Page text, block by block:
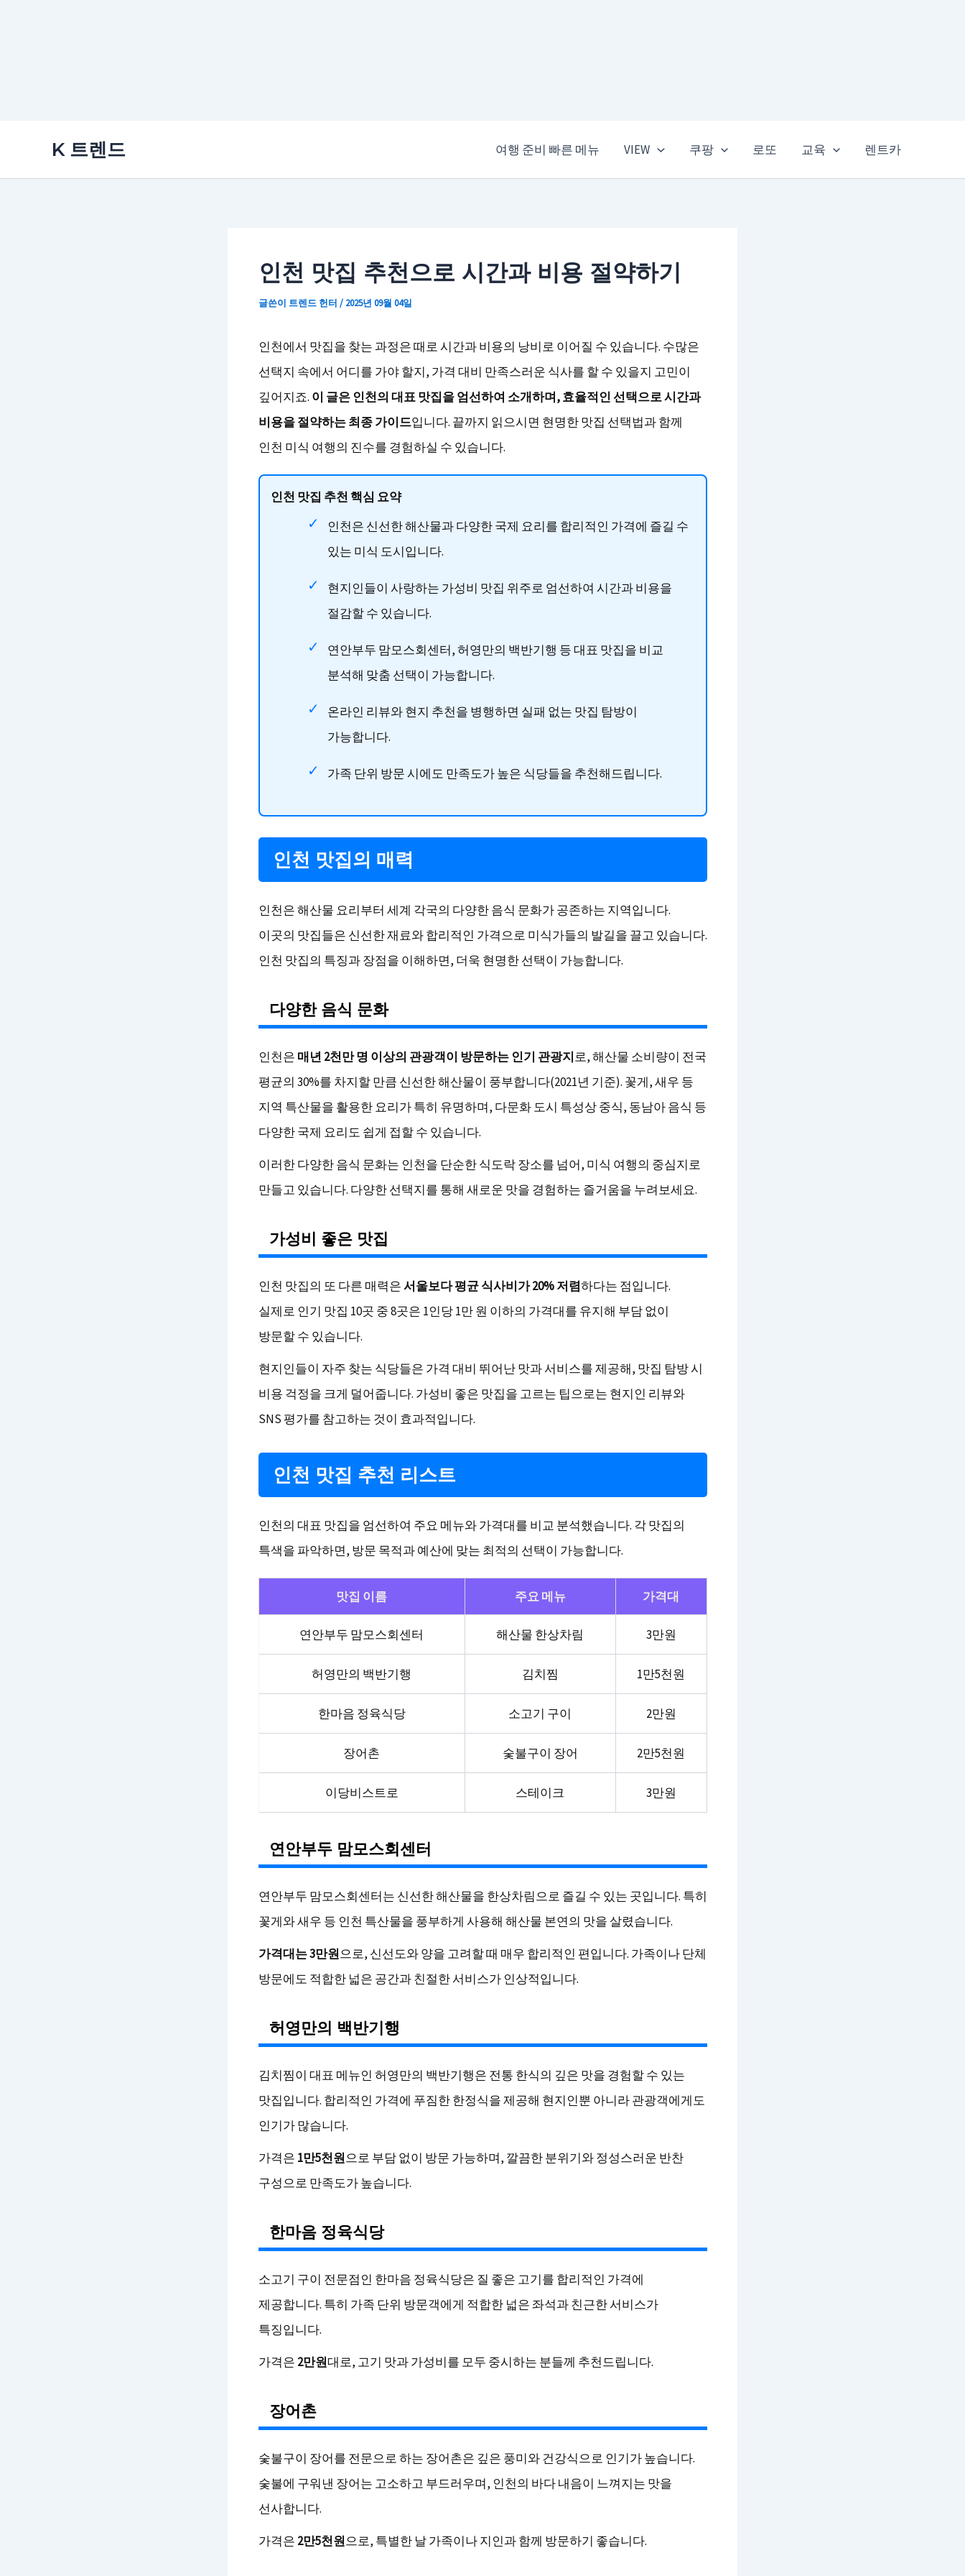
K 트렌드 여행 준비 빠른 메뉴 VIEW 쿠팡 로또 교육 렌트카
인천 맛집 추천으로 시간과 비용 절약하기
글쓴이 트렌드 헌터 / 2025년 09월 04일
인천에서 맛집을 찾는 과정은 때로 시간과 비용의 낭비로 이어질 수 있습니다. 수많은
선택지 속에서 어디를 가야 할지, 가격 대비 만족스러운 식사를 할 수 있을지 고민이
깊어지죠. 이 글은 인천의 대표 맛집을 엄선하여 소개하며, 효율적인 선택으로 시간과
비용을 절약하는 최종 가이드입니다. 끝까지 읽으시면 현명한 맛집 선택법과 함께
인천 미식 여행의 진수를 경험하실 수 있습니다.
인천 맛집 추천 핵심 요약
인천은 신선한 해산물과 다양한 국제 요리를 합리적인 가격에 즐길 수
있는 미식 도시입니다.
현지인들이 사랑하는 가성비 맛집 위주로 엄선하여 시간과 비용을
절감할 수 있습니다.
연안부두 맘모스회센터, 허영만의 백반기행 등 대표 맛집을 비교
분석해 맞춤 선택이 가능합니다.
온라인 리뷰와 현지 추천을 병행하면 실패 없는 맛집 탐방이
가능합니다.
가족 단위 방문 시에도 만족도가 높은 식당들을 추천해드립니다.
인천 맛집의 매력
인천은 해산물 요리부터 세계 각국의 다양한 음식 문화가 공존하는 지역입니다.
이곳의 맛집들은 신선한 재료와 합리적인 가격으로 미식가들의 발길을 끌고 있습니다.
인천 맛집의 특징과 장점을 이해하면, 더욱 현명한 선택이 가능합니다.
다양한 음식 문화
인천은 매년 2천만 명 이상의 관광객이 방문하는 인기 관광지로, 해산물 소비량이 전국
평균의 30%를 차지할 만큼 신선한 해산물이 풍부합니다(2021년 기준). 꽃게, 새우 등
지역 특산물을 활용한 요리가 특히 유명하며, 다문화 도시 특성상 중식, 동남아 음식 등
다양한 국제 요리도 쉽게 접할 수 있습니다.
이러한 다양한 음식 문화는 인천을 단순한 식도락 장소를 넘어, 미식 여행의 중심지로
만들고 있습니다. 다양한 선택지를 통해 새로운 맛을 경험하는 즐거움을 누려보세요.
가성비 좋은 맛집
인천 맛집의 또 다른 매력은서울보다 평균 식사비가 20% 저렴하다는 점입니다.
실제로 인기 맛집 10곳 중 8곳은 1인당 1만 원 이하의 가격대를 유지해 부담 없이
방문할 수 있습니다.
현지인들이 자주 찾는 식당들은 가격 대비 뛰어난 맛과 서비스를 제공해, 맛집 탐방 시
비용 걱정을 크게 덜어줍니다. 가성비 좋은 맛집을 고르는 팁으로는 현지인 리뷰와
SNS 평가를 참고하는 것이 효과적입니다.
인천 맛집 추천 리스트
인천의 대표 맛집을 엄선하여 주요 메뉴와 가격대를 비교 분석했습니다. 각 맛집의
특색을 파악하면, 방문 목적과 예산에 맞는 최적의 선택이 가능합니다.
맛집 이름 주요 메뉴 가격대
연안부두 맘모스회센터 해산물 한상차림 3만원
허영만의 백반기행 김치찜 1만5천원
한마음 정육식당 소고기 구이 2만원
장어촌 숯불구이 장어 2만5천원
이당비스트로 스테이크 3만원
연안부두 맘모스회센터
연안부두 맘모스회센터는 신선한 해산물을 한상차림으로 즐길 수 있는 곳입니다. 특히
꽃게와 새우 등 인천 특산물을 풍부하게 사용해 해산물 본연의 맛을 살렸습니다.
가격대는 3만원으로, 신선도와 양을 고려할 때 매우 합리적인 편입니다. 가족이나 단체
방문에도 적합한 넓은 공간과 친절한 서비스가 인상적입니다.
허영만의 백반기행
김치찜이 대표 메뉴인 허영만의 백반기행은 전통 한식의 깊은 맛을 경험할 수 있는
맛집입니다. 합리적인 가격에 푸짐한 한정식을 제공해 현지인뿐 아니라 관광객에게도
인기가 많습니다.
가격은 1만5천원으로 부담 없이 방문 가능하며, 깔끔한 분위기와 정성스러운 반찬
구성으로 만족도가 높습니다.
한마음 정육식당
소고기 구이 전문점인 한마음 정육식당은 질 좋은 고기를 합리적인 가격에
제공합니다. 특히 가족 단위 방문객에게 적합한 넓은 좌석과 친근한 서비스가
특징입니다.
가격은 2만원대로, 고기 맛과 가성비를 모두 중시하는 분들께 추천드립니다.
장어촌
숯불구이 장어를 전문으로 하는 장어촌은 깊은 풍미와 건강식으로 인기가 높습니다.
숯불에 구워낸 장어는 고소하고 부드러우며, 인천의 바다 내음이 느껴지는 맛을
선사합니다.
가격은 2만5천원으로, 특별한 날 가족이나 지인과 함께 방문하기 좋습니다.